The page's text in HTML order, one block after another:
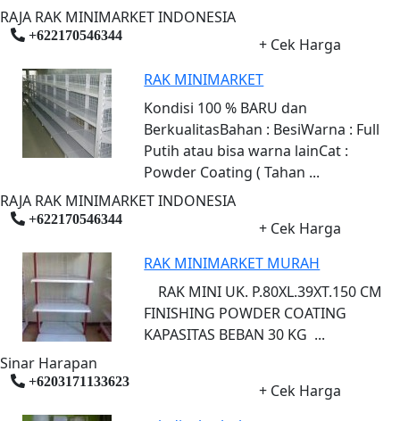
RAJA RAK MINIMARKET INDONESIA
+622170546344
+ Cek Harga
RAK MINIMARKET
Kondisi 100 % BARU dan
BerkualitasBahan : BesiWarna : Full
Putih atau bisa warna lainCat :
Powder Coating ( Tahan ...
RAJA RAK MINIMARKET INDONESIA
+622170546344
+ Cek Harga
RAK MINIMARKET MURAH
RAK MINI UK. P.80XL.39XT.150 CM
FINISHING POWDER COATING
KAPASITAS BEBAN 30 KG ...
Sinar Harapan
+6203171133623
+ Cek Harga